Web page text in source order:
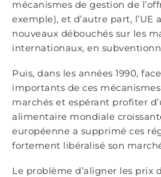
mécanismes de gestion de
exemple), et d’autre part, l’UE
nouveaux débouchés sur les
internationaux, en
Puis, dans les années 1990,
importants de ces
marchés et espérant profiter
alimentaire mondiale
européenne a supprimé ces
fortement libéralisé son
Le problème d’aligner les prix